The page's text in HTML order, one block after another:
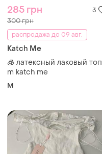
285 грн 3
300 грн
распродажа до 09 авг.
Katch Me
🧊 латексный лаковый топ
m katch me
M